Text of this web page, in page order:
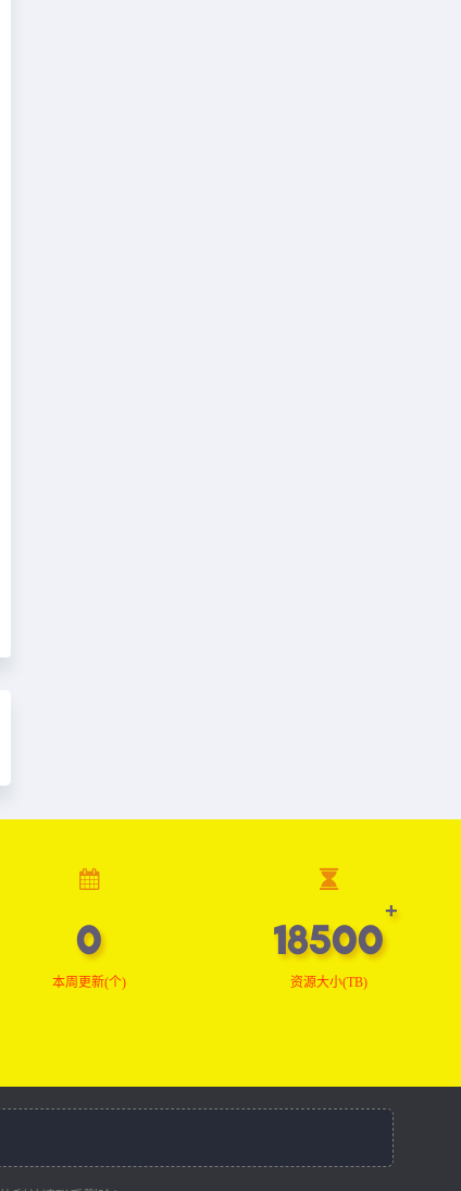
0
本周更新(个)
18500
资源大小(TB)